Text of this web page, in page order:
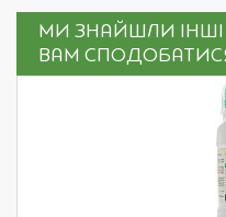
МИ ЗНАЙШЛИ
ВАМ